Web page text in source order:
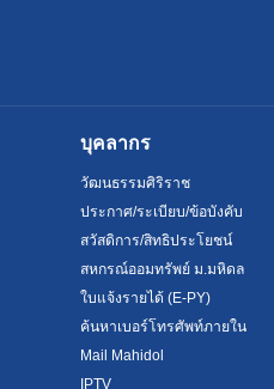
บุคลากร
วัฒนธรรมศิริราช
ประกาศ/ระเบียบ/ข้อบังคับ
สวัสดิการ/สิทธิประโยชน์
สหกรณ์ออมทรัพย์ ม.มหิดล
ใบแจ้งรายได้ (E-PY)
ค้นหาเบอร์โทรศัพท์ภายใน
Mail Mahidol
IPTV